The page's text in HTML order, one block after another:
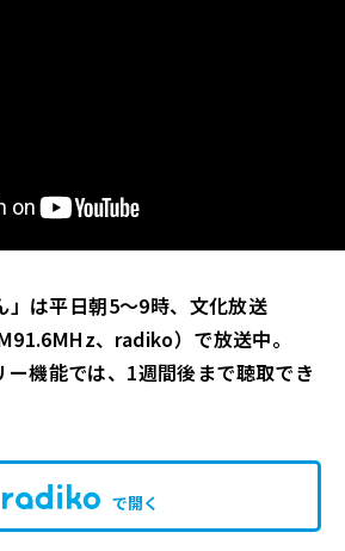
」は平日朝5～9時、文化放送
、radiko）で放送中。
機能では、1週間後まで聴取でき
で開く